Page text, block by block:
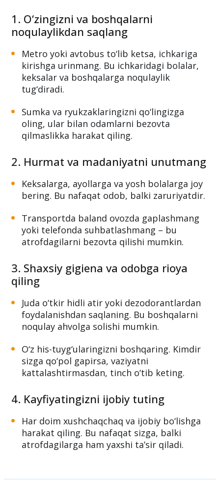
madaniyatni talab qiladi. Quyida odob va
xavfsizlik qoidalari bilan tanishing:
1. O‘zingizni va boshqalarni
noqulaylikdan saqlang
Metro yoki avtobus to‘lib ketsa, ichkariga
keksalar va boshqalarga noqulaylik
tug‘diradi.
oling, ular bilan odamlarni bezovta
qilmaslikka harakat qiling.
2. Hurmat va madaniyatni unutmang
Keksalarga, ayollarga va yosh bolalarga joy
bering. Bu nafaqat odob, balki zaruriyatdir.
yoki telefonda suhbatlashmang – bu
atrofdagilarni bezovta qilishi mumkin.
3. Shaxsiy gigiena va odobga rioya
qiling
foydalanishdan saqlaning. Bu boshqalarni
noqulay ahvolga solishi mumkin.
sizga qo‘pol gapirsa, vaziyatni
kattalashtirmasdan, tinch o‘tib keting.
4. Kayfiyatingizni ijobiy tuting